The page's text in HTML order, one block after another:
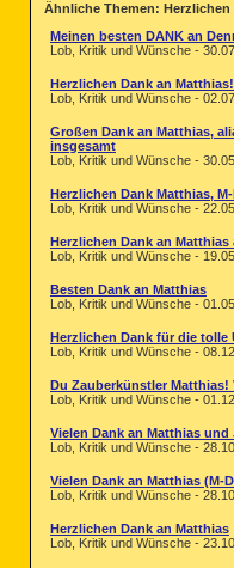
Ähnliche Themen: Herzlichen
Meinen besten DANK an
Lob, Kritik und Wünsche -
Herzlichen Dank an Matthias!
Lob, Kritik und Wünsche -
Großen Dank an Matthias,
insgesamt
Lob, Kritik und Wünsche -
Herzlichen Dank Matthias,
Lob, Kritik und Wünsche -
Herzlichen Dank an Matthias
Lob, Kritik und Wünsche -
Besten Dank an Matthias
Lob, Kritik und Wünsche -
Herzlichen Dank für die
Lob, Kritik und Wünsche -
Du Zauberkünstler Matthias!
Lob, Kritik und Wünsche -
Vielen Dank an Matthias und
Lob, Kritik und Wünsche -
Vielen Dank an Matthias (M-
Lob, Kritik und Wünsche -
Herzlichen Dank an Matthias
Lob, Kritik und Wünsche -